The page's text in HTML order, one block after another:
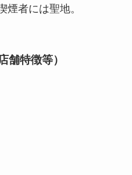
煙者には聖地。
舗特徴等）